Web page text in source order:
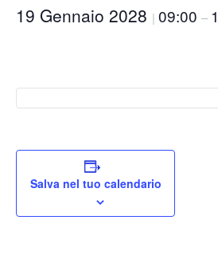
19 Gennaio 2028 | 09:00 –
Salva nel tuo calendario